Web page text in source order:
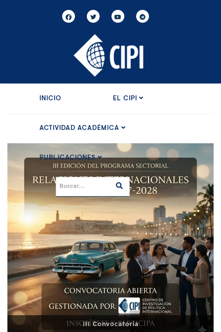
INICIO EL CIPI
ACTIVIDAD ACADÉMICA
PUBLICACIONES
XI Conference on Strategic Studies